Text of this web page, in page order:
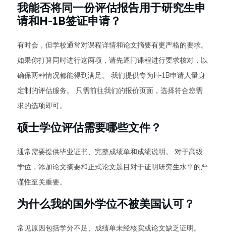
我能否将同一份评估报告用于研究生申
请和H-1B签证申请？
有时会，但学校通常对课程详情和论文摘要有更严格的要求。
如果你打算同时进行这两项，请先逐门课程进行要求核对，以
确保两种情况都能得到满足。 我们提供专为H-1B申请人量身
定制的评估服务。 只需前往我们的报价页面，选择符合您需
求的选项即可。
硕士学位评估需要哪些文件？
通常需要提供毕业证书、完整成绩单和成绩说明。 对于高级
学位，添加论文摘要和正式论文题目对于证明研究生水平的严
谨性至关重要。
为什么我的国外学位不被美国认可？
常见原因包括学分不足、成绩单未经核实或论文缺乏证明。